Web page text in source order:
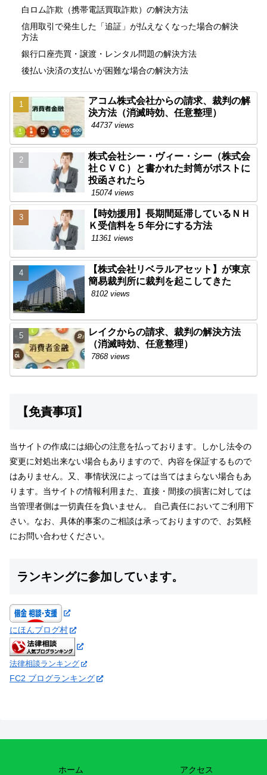
白ロム詐欺（携帯電話買取詐欺）の解決方法
信用取引で発生した「追証」が払えなくなった場合の解決
方法
銀行口座売買・譲渡・レンタル問題の解決方法
後払い決済の支払いが困難な場合の解決方法
アコム株式会社からの請求、裁判の解
決方法（消滅時効、任意整理）
44737 views
株式会社シー・ヴィー・シー（株式会
社ＣＶＣ）と書かれた封筒がポストに
投函されたら
15074 views
【時効援用】長期間延滞しているＮＨ
Ｋ受信料を５年分にする方法
11361 views
【株式会社リベラルアセット】が東京
簡易裁判所に裁判を起こしてきた
8102 views
レイクからの請求、裁判の解決方法
（消滅時効、任意整理）
7868 views
【免責事項】
当サイトの作成には細心の注意を払っております。しかし法令の
変更に対処出来ない場合もありますので、内容を保証するもので
はありません。又、事情状況によっては当てはまらない場合もあ
ります。当サイトの情報利用また、直接・間接の損害に対しては
当管理者側は一切責任を負いません。 自己責任においてご利用下
さい。なお、具体的事案のご相談は承っておりますので、お気軽
にお問い合わせください。
ランキングに参加しています。
にほんブログ村
法律相談ランキング
FC2 ブログランキング
ホーム アクセス